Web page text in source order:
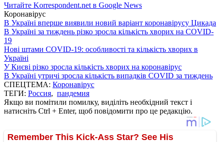
Читайте Korrespondent.net в Google News
Коронавірус
В Україні вперше виявили новий варіант коронавірусу Цикада
В Україні за тиждень різко зросла кількість хворих на COVID-
19
Нові штами COVID-19: особливості та кількість хворих в
Україні
У Києві різко зросла кількість хворих на коронавірус
В Україні утричі зросла кількість випадків COVID за тиждень
СПЕЦТЕМА: Коронавірус
ТЕГИ: Россия, пандемия
Якщо ви помітили помилку, виділіть необхідний текст і
натисніть Ctrl + Enter, щоб повідомити про це редакцію.